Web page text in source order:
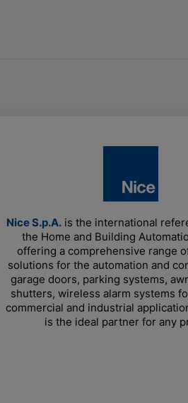
Nice S.p.A.is the international
the Home and Building
offering a comprehensive range
solutions for the automation and
garage doors, parking systems,
shutters, wireless alarm systems
commercial and industrial
is the ideal partner for any